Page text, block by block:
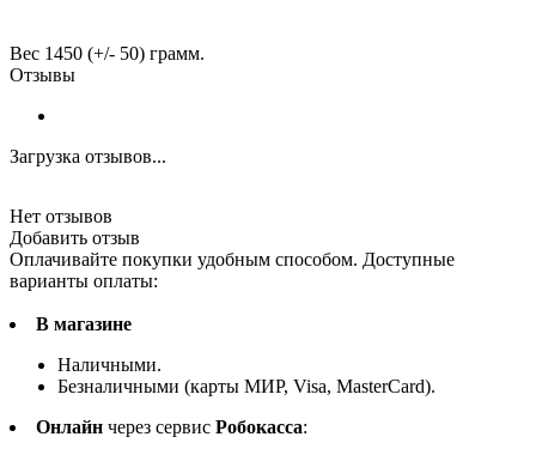
Вес 1450 (+/- 50) грамм.
Отзывы
Загрузка отзывов...
Нет отзывов
Добавить отзыв
Оплачивайте покупки удобным способом. Доступные
варианты оплаты:
В магазине
Наличными.
Безналичными (карты МИР, Visa, MasterCard).
Онлайн через сервис Робокасса: